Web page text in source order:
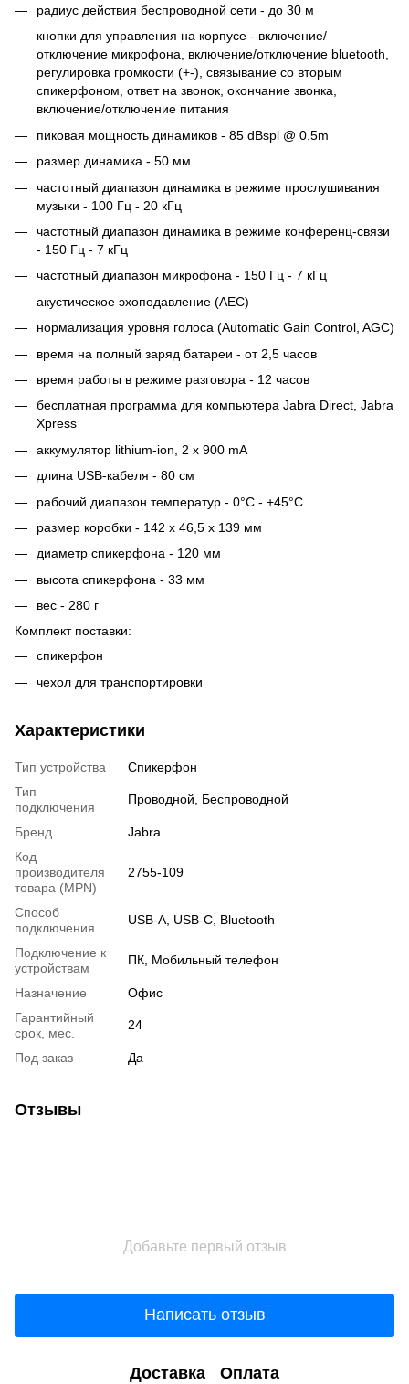
радиус действия беспроводной сети - до 30 м
кнопки для управления на корпусе - включение/
отключение микрофона, включение/отключение bluetooth,
регулировка громкости (+-), связывание со вторым
спикерфоном, ответ на звонок, окончание звонка,
включение/отключение питания
пиковая мощность динамиков - 85 dBspl @ 0.5m
размер динамика - 50 мм
частотный диапазон динамика в режиме прослушивания
музыки - 100 Гц - 20 кГц
частотный диапазон динамика в режиме конференц-связи
- 150 Гц - 7 кГц
частотный диапазон микрофона - 150 Гц - 7 кГц
акустическое эхоподавление (AEC)
нормализация уровня голоса (Automatic Gain Control, AGC)
время на полный заряд батареи - от 2,5 часов
время работы в режиме разговора - 12 часов
бесплатная программа для компьютера Jabra Direct, Jabra
Xpress
аккумулятор lithium-ion, 2 x 900 mA
длина USB-кабеля - 80 см
рабочий диапазон температур - 0°C - +45°C
размер коробки - 142 x 46,5 x 139 мм
диаметр спикерфона - 120 мм
высота спикерфона - 33 мм
вес - 280 г
Комплект поставки:
спикерфон
чехол для транспортировки
Характеристики
Тип устройства
Спикерфон
Тип
подключения
Проводной, Беспроводной
Бренд
Jabra
Код
производителя
товара (MPN)
2755-109
Способ
подключения
USB-A, USB-C, Bluetooth
Подключение к
устройствам
ПК, Мобильный телефон
Назначение
Офис
Гарантийный
срок, мес.
24
Под заказ Да
Отзывы
Добавьте первый отзыв
Написать отзыв
Доставка Оплата